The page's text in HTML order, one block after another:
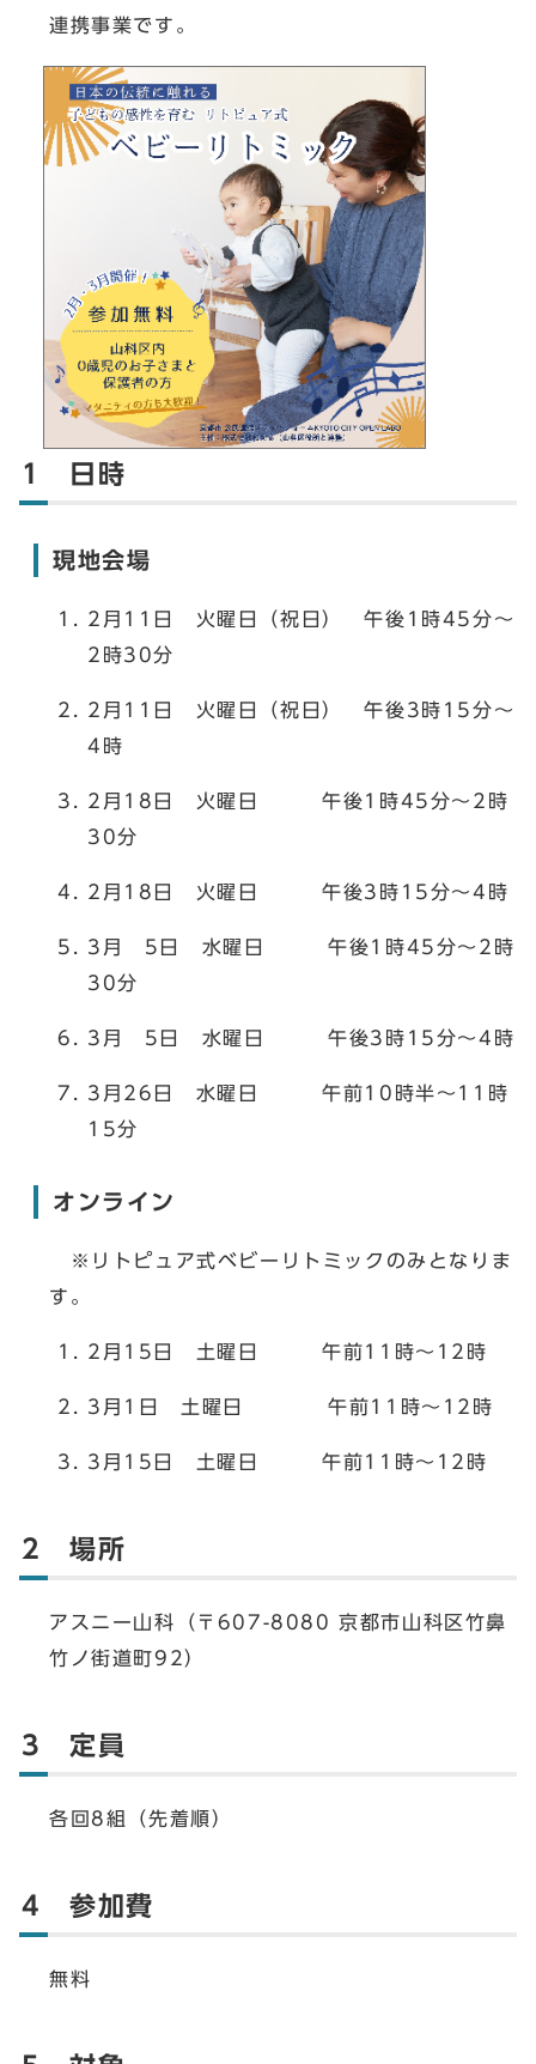
連携事業です。
1 日時
現地会場
2月11日 火曜日（祝日） 午後1時45分～
2時30分
2月11日 火曜日（祝日） 午後3時15分～
4時
2月18日 火曜日 午後1時45分～2時
30分
2月18日 火曜日 午後3時15分～4時
3月 5日 水曜日 午後1時45分～2時
30分
3月 5日 水曜日 午後3時15分～4時
3月26日 水曜日 午前10時半～11時
15分
オンライン
※リトピュア式ベビーリトミックのみとなりま
す。
2月15日 土曜日 午前11時～12時
3月1日 土曜日 午前11時～12時
3月15日 土曜日 午前11時～12時
2 場所
アスニー山科（〒607-8080 京都市山科区竹鼻
竹ノ街道町92）
3 定員
各回8組（先着順）
4 参加費
無料